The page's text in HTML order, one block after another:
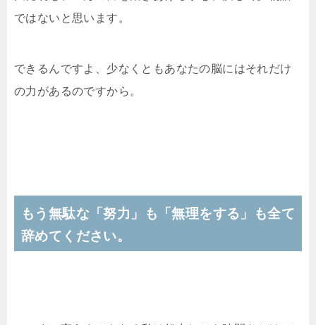
ではないと思います。
できるんですよ、少なくともあなたの脳にはそれだけ
の力があるのですから。
もう無駄な「努力」も「無理をする」も全て
辞めてください。